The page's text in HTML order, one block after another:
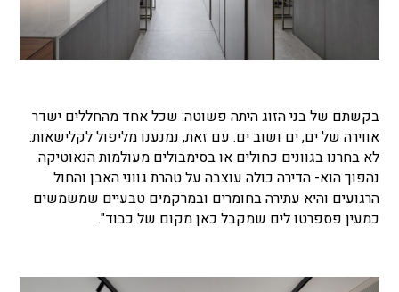
בקשתם של בני הזוג היתה פשוטה: שכל אחד מהחללים ישדר
אווירה של ים, ים ושוב ים. עם זאת, נמנענו מליפול לקלישאות:
לא בחרנו בגוונים כחולים או בסימבולים מעולמות הנאוטיקה.
נהפוך הוא- הדירה כולה עוצבה על טהרת גווני האבן והחול
הרגועים והיא עתירה בחומרים ובמרקמים טבעיים שמשמשים
כמעין פספרטו לים שמקבל כאן מקום של כבוד".